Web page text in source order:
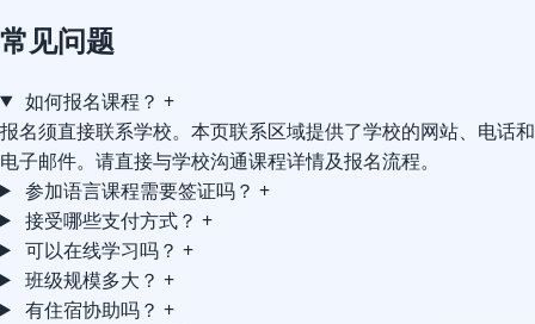
常见问题
如何报名课程？ +
报名须直接联系学校。本页联系区域提供了学校的网站、电话和
电子邮件。请直接与学校沟通课程详情及报名流程。
参加语言课程需要签证吗？ +
接受哪些支付方式？ +
可以在线学习吗？ +
班级规模多大？ +
有住宿协助吗？ +